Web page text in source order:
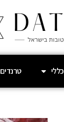
כללי טרנדים